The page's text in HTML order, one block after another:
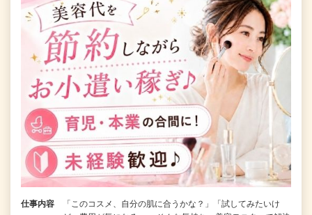
仕事内容
「このコスメ、自分の肌に合うかな？」「試してみたいけ